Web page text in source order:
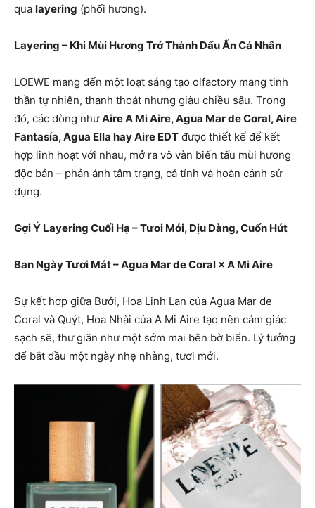
qua layering (phối hương).
Layering – Khi Mùi Hương Trở Thành Dấu Ấn Cá Nhân
LOEWE mang đến một loạt sáng tạo olfactory mang tinh
thần tự nhiên, thanh thoát nhưng giàu chiều sâu. Trong
đó, các dòng nhưAire A Mi Aire, Agua Mar de Coral, Aire
Fantasía, Agua Ella hay Aire EDT được thiết kế để kết
hợp linh hoạt với nhau, mở ra vô vàn biến tấu mùi hương
độc bản – phản ánh tâm trạng, cá tính và hoàn cảnh sử
dụng.
Gợi Ý Layering Cuối Hạ – Tươi Mới, Dịu Dàng, Cuốn Hút
Ban Ngày Tươi Mát – Agua Mar de Coral × A Mi Aire
Sự kết hợp giữa Bưởi, Hoa Linh Lan của Agua Mar de
Coral và Quýt, Hoa Nhài của A Mi Aire tạo nên cảm giác
sạch sẽ, thư giãn như một sớm mai bên bờ biển. Lý tưởng
để bắt đầu một ngày nhẹ nhàng, tươi mới.